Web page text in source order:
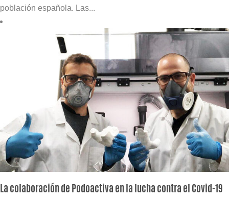
población española. Las...
La colaboración de Podoactiva en la lucha contra el Covid-19